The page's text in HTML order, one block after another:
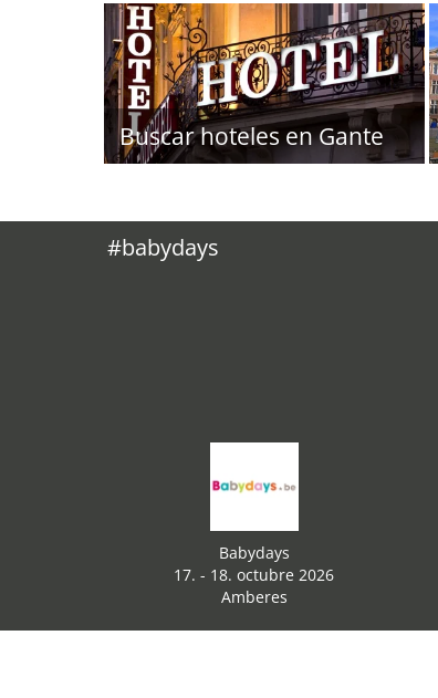
Buscar hoteles en Gante
#babydays
Babydays
17. - 18. octubre 2026
Amberes